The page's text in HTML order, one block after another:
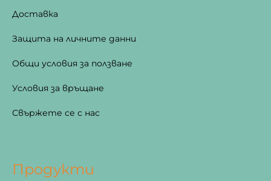
Доставка
Защита на личните данни
Общи условия за ползване
Условия за връщане
Свържете се с нас
Продукти